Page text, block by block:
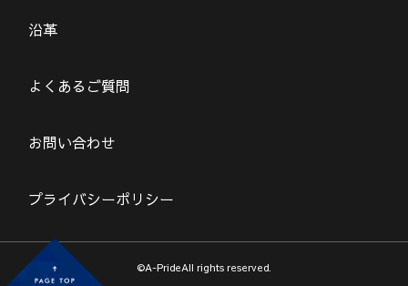
沿革
よくあるご質問
お問い合わせ
プライバシーポリシー
©A-PrideAll rights reserved.